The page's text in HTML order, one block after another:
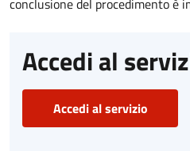
conclusione del procedimento è
Accedi al
Accedi al servizio